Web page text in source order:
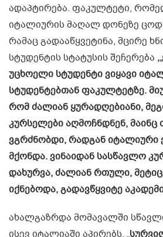
ადაპტირება. ფაკულტეტი,
იტალიურის მაღალ დონეზე
რამაც გადააწყვეტინა, მცირე
სტუდენტის სტატუსის შეჩერება
უცხოელი სტუდენტი ვიყავი
სტუდენტებთან ფაკულტეტზე.
რომ ძალიან ყურადღებიანი,
კურსელები აღმოჩნდნენ, მაინც
ვგრძნობდი, რადგან იტალიური
მქონდა. ვინაიდან სასწავლო
დახურვა, ძალიან რთული,
იქნებოდა, გადავწყვიტე
ახალგაზრდა მომავალში
ისევ იტალიაში აპირებს. „